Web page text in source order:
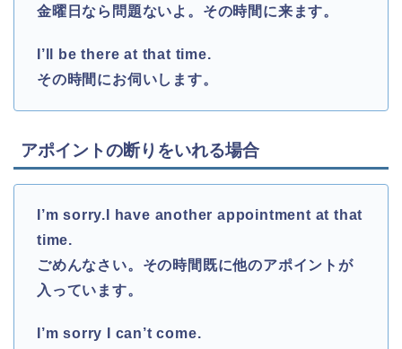
金曜日なら問題ないよ。その時間に来ます。
I’ll be there at that time.
その時間にお伺いします。
アポイントの断りをいれる場合
I’m sorry.I have another appointment at that
time.
ごめんなさい。その時間既に他のアポイントが
入っています。
I’m sorry I can’t come.